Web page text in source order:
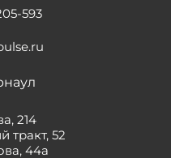
593
214
тракт, 52
44а